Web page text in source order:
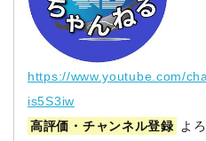
https://www.youtube.com/
is5S3iw
高評価・チャンネル登録
よ